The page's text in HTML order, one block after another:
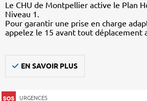
Le CHU de Montpellier active le Plan
Niveau 1.
Pour garantir une prise en charge
appelez le 15 avant tout déplacement
EN SAVOIR PLUS
URGENCES